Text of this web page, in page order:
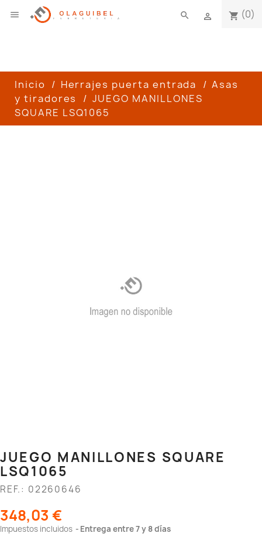
 shopping_cart (0)

search
Inicio Herrajes puerta entrada
Asas
y tiradores
JUEGO MANILLONES
SQUARE LSQ1065
JUEGO MANILLONES SQUARE
LSQ1065
REF.: 02260646
348,03 €
Impuestos incluidos Entrega entre 7 y 8 días